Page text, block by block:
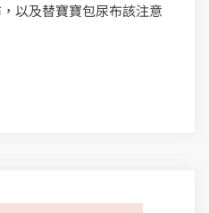
以及替寶寶包尿布該注意